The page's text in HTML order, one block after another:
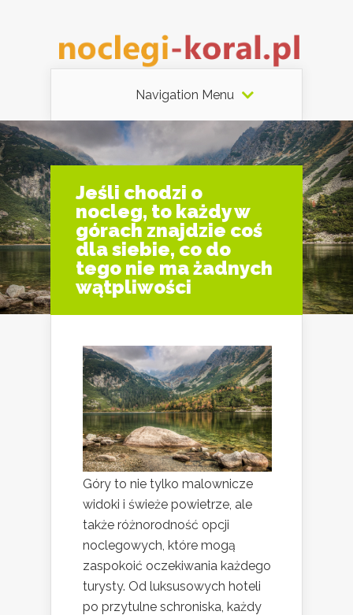
Navigation Menu
Jeśli chodzi o
nocleg, to każdy w
górach znajdzie coś
dla siebie, co do
tego nie ma żadnych
wątpliwości
Góry to nie tylko malownicze
widoki i świeże powietrze, ale
także różnorodność opcji
noclegowych, które mogą
zaspokoić oczekiwania każdego
turysty. Od luksusowych hoteli
po przytulne schroniska, każdy